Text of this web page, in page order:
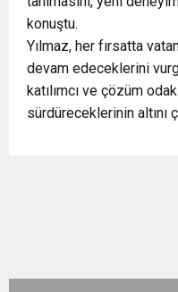
konuştu.
Yılmaz, her fırsatta
devam edeceklerini
katılımcı ve çözüm
sürdüreceklerinin altını